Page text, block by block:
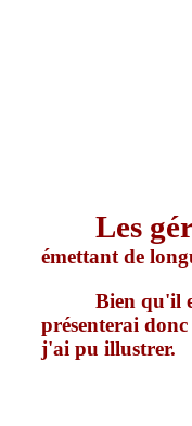
Les
émettant de
Bien qu'il
présenterai
j'ai pu illustrer.